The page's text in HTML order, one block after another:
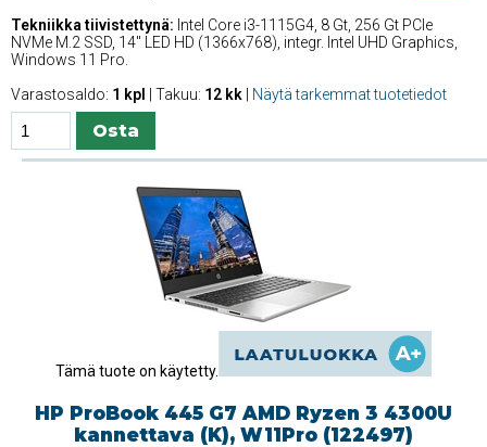
Tekniikka tiivistettynä: Intel Core i3-1115G4, 8 Gt, 256 Gt PCIe
NVMe M.2 SSD, 14'' LED HD (1366x768), integr. Intel UHD Graphics,
Windows 11 Pro.
Varastosaldo: 1 kpl | Takuu: 12 kk Näytä tarkemmat tuotetiedot
Tämä tuote on käytetty.
HP ProBook 445 G7 AMD Ryzen 3 4300U
kannettava (K), W11Pro (122497)